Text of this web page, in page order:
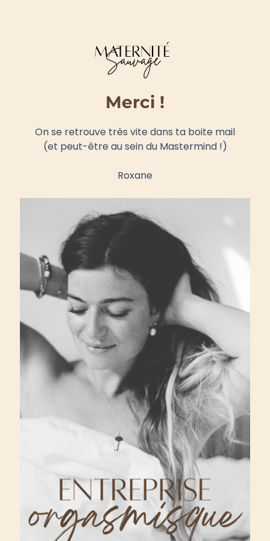
Merci !
On se retrouve très vite dans ta boite mail
(et peut-être au sein du Mastermind !)
Roxane